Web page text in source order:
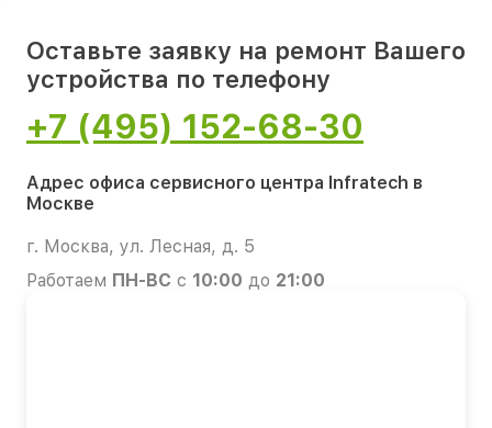
Оставьте заявку на ремонт Вашего
устройства по телефону
+7 (495) 152-68-30
Адрес офиса сервисного центра Infratech в
Москве
г. Москва, ул. Лесная, д. 5
Работаем ПН-ВС с 10:00 до 21:00